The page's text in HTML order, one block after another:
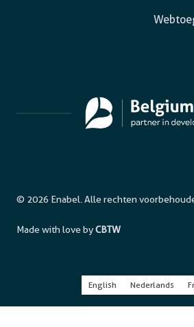
© 2026 Enabel. Alle rechten
Made with love byCBTW
English Nederlands